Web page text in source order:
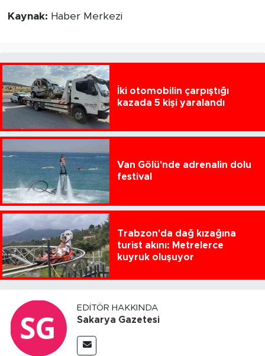
Kaynak: Haber Merkezi
İki otomobilin çarpıştığı
kazada 5 kişi yaralandı
Van Gölü'nde adrenalin dolu
festival
Trabzon'da dağ kızağına
turist akını: Metrelerce
kuyruk oluşuyor
EDITÖR HAKKINDA
Sakarya Gazetesi